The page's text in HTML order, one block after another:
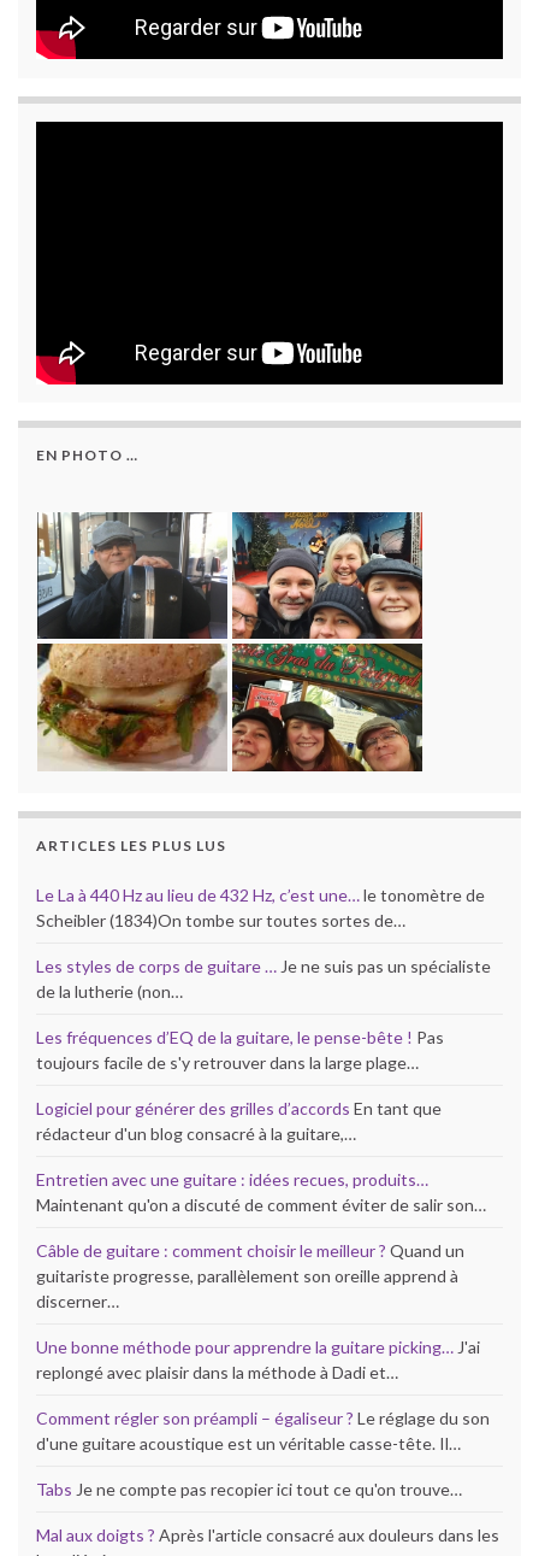
EN PHOTO …
ARTICLES LES PLUS LUS
Le La à 440 Hz au lieu de 432 Hz, c’est une…le tonomètre de
Scheibler (1834)On tombe sur toutes sortes de…
Les styles de corps de guitare … Je ne suis pas un spécialiste
de la lutherie (non…
Les fréquences d’EQ de la guitare, le pense-bête ! Pas
toujours facile de s'y retrouver dans la large plage…
Logiciel pour générer des grilles d’accords En tant que
rédacteur d'un blog consacré à la guitare,…
Entretien avec une guitare : idées recues, produits…
Maintenant qu'on a discuté de comment éviter de salir son…
Câble de guitare : comment choisir le meilleur ? Quand un
guitariste progresse, parallèlement son oreille apprend à
discerner…
Une bonne méthode pour apprendre la guitare picking… J'ai
replongé avec plaisir dans la méthode à Dadi et…
Comment régler son préampli – égaliseur ? Le réglage du son
d'une guitare acoustique est un véritable casse-tête. Il…
Tabs Je ne compte pas recopier ici tout ce qu'on trouve…
Mal aux doigts ? Après l'article consacré aux douleurs dans les